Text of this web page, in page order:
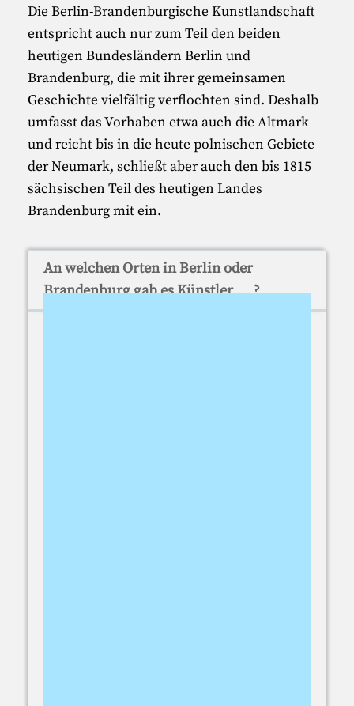
Die Berlin-Brandenburgische Kunstlandschaft
entspricht auch nur zum Teil den beiden
heutigen Bundesländern Berlin und
Brandenburg, die mit ihrer gemeinsamen
Geschichte vielfältig verflochten sind. Deshalb
umfasst das Vorhaben etwa auch die Altmark
und reicht bis in die heute polnischen Gebiete
der Neumark, schließt aber auch den bis 1815
sächsischen Teil des heutigen Landes
Brandenburg mit ein.
An welchen Orten in Berlin oder
Brandenburg gab es Künstler ... ?